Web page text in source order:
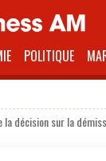
POLITIQUE
la décision sur la